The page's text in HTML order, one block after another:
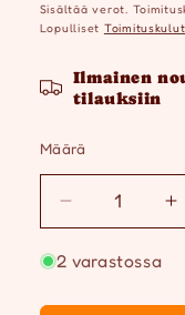
Sisältää verot.
Lopulliset Toimituskulut
Ilmainen
tilauksiin
Määrä
Määrä
Vähennä
tuotteen
Pet&#39;s
(Chipsi)
2 varastossa